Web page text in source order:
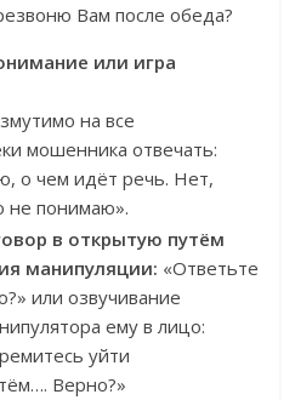
Вам после обеда?
или игра
на все
мошенника отвечать:
о чем идёт речь. Нет,
не понимаю».
в открытую путём
манипуляции: «Ответьте
или озвучивание
ему в лицо:
уйти
Верно?»